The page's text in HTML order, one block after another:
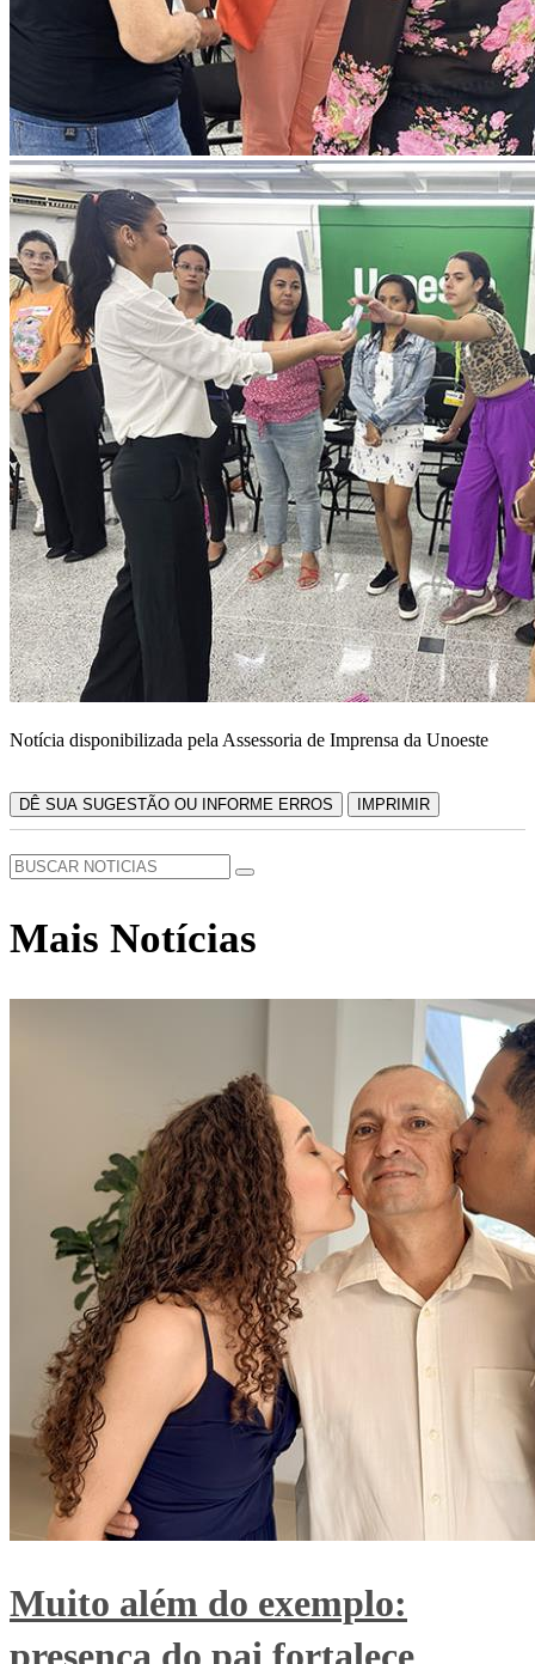
Notícia disponibilizada pela Assessoria de Imprensa da Unoeste
DÊ SUA SUGESTÃO OU INFORME ERROS IMPRIMIR
Mais Notícias
Muito além do exemplo: